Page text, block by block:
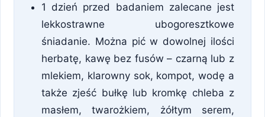
1 dzień przed badaniem zalecane jest
lekkostrawne ubogoresztkowe
śniadanie. Można pić w dowolnej ilości
herbatę, kawę bez fusów – czarną lub z
mlekiem, klarowny sok, kompot, wodę a
także zjeść bułkę lub kromkę chleba z
masłem, twarożkiem, żółtym serem,